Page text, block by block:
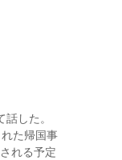
した。
た帰国事
れる予定